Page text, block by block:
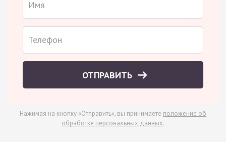
ОТПРАВИТЬ
Нажимая на кнопку «Отправить», вы принимаете положение об
обработке персональных данных.